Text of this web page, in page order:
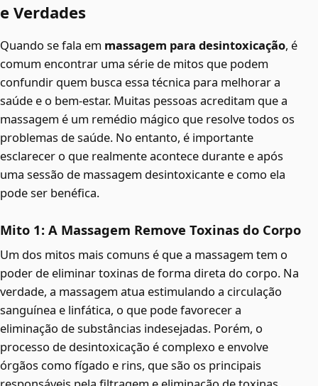
e Verdades
Quando se fala em massagem para desintoxicação, é
comum encontrar uma série de mitos que podem
confundir quem busca essa técnica para melhorar a
saúde e o bem-estar. Muitas pessoas acreditam que a
massagem é um remédio mágico que resolve todos os
problemas de saúde. No entanto, é importante
esclarecer o que realmente acontece durante e após
uma sessão de massagem desintoxicante e como ela
pode ser benéfica.
Mito 1: A Massagem Remove Toxinas do Corpo
Um dos mitos mais comuns é que a massagem tem o
poder de eliminar toxinas de forma direta do corpo. Na
verdade, a massagem atua estimulando a circulação
sanguínea e linfática, o que pode favorecer a
eliminação de substâncias indesejadas. Porém, o
processo de desintoxicação é complexo e envolve
órgãos como fígado e rins, que são os principais